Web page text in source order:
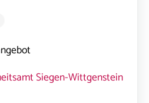
Siegen-Wittgenstein